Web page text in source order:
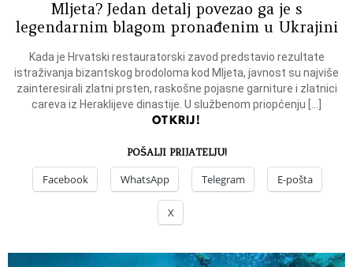
Mljeta? Jedan detalj povezao ga je s
legendarnim blagom pronađenim u Ukrajini
Kada je Hrvatski restauratorski zavod predstavio rezultate
istraživanja bizantskog brodoloma kod Mljeta, javnost su najviše
zainteresirali zlatni prsten, raskošne pojasne garniture i zlatnici
careva iz Heraklijeve dinastije. U službenom priopćenju […]
OTKRIJ!
POŠALJI PRIJATELJU!
Facebook WhatsApp Telegram E-pošta
X